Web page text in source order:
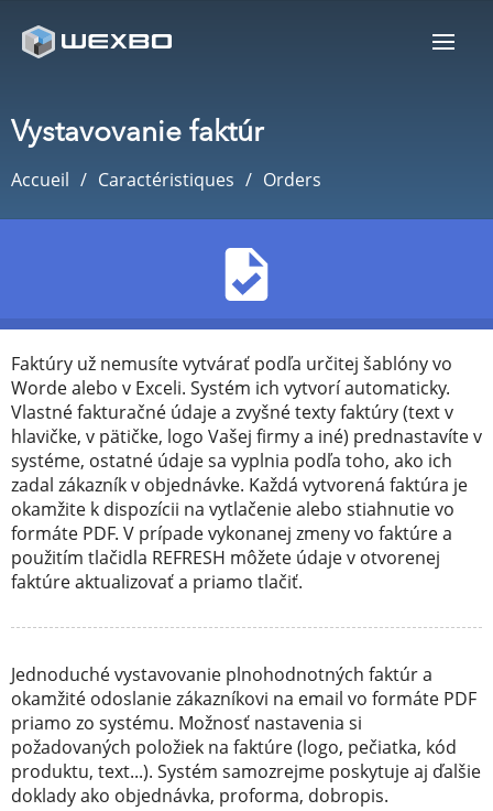
Vystavovanie faktúr
Accueil Caractéristiques Orders
Faktúry už nemusíte vytvárať podľa určitej šablóny vo
Worde alebo v Exceli. Systém ich vytvorí automaticky.
Vlastné fakturačné údaje a zvyšné texty faktúry (text v
hlavičke, v pätičke, logo Vašej firmy a iné) prednastavíte v
systéme, ostatné údaje sa vyplnia podľa toho, ako ich
zadal zákazník v objednávke. Každá vytvorená faktúra je
okamžite k dispozícii na vytlačenie alebo stiahnutie vo
formáte PDF. V prípade vykonanej zmeny vo faktúre a
použitím tlačidla REFRESH môžete údaje v otvorenej
faktúre aktualizovať a priamo tlačiť.
Jednoduché vystavovanie plnohodnotných faktúr a
okamžité odoslanie zákazníkovi na email vo formáte PDF
priamo zo systému. Možnosť nastavenia si
požadovaných položiek na faktúre (logo, pečiatka, kód
produktu, text...). Systém samozrejme poskytuje aj ďalšie
doklady ako objednávka, proforma, dobropis.